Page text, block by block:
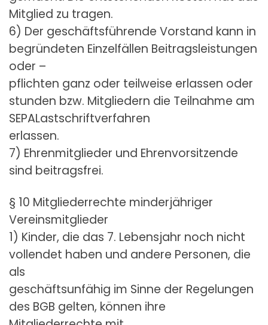
Mitglied zu tragen.
6) Der geschäftsführende Vorstand kann in
begründeten Einzelfällen Beitragsleistungen
oder –
pflichten ganz oder teilweise erlassen oder
stunden bzw. Mitgliedern die Teilnahme am
SEPALastschriftverfahren
erlassen.
7) Ehrenmitglieder und Ehrenvorsitzende
sind beitragsfrei.
§ 10 Mitgliederrechte minderjähriger
Vereinsmitglieder
1) Kinder, die das 7. Lebensjahr noch nicht
vollendet haben und andere Personen, die
als
geschäftsunfähig im Sinne der Regelungen
des BGB gelten, können ihre